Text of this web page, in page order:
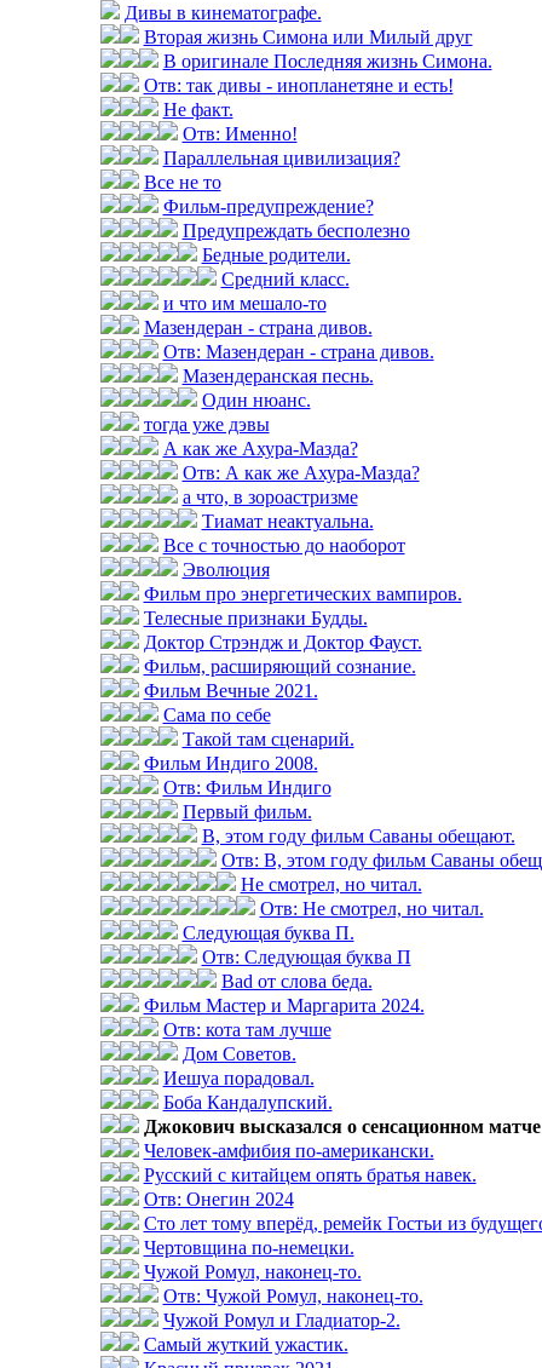
Дивы в кинематографе.
Вторая жизнь Симона или Милый друг
В оригинале Последняя жизнь Симона.
Отв: так дивы - инопланетяне и есть!
Не факт.
Отв: Именно!
Параллельная цивилизация?
Все не то
Фильм-предупреждение?
Предупреждать бесполезно
Бедные родители.
Средний класс.
и что им мешало-то
Мазендеран - страна дивов.
Отв: Мазендеран - страна дивов.
Мазендеранская песнь.
Один нюанс.
тогда уже дэвы
А как же Ахура-Мазда?
Отв: А как же Ахура-Мазда?
а что, в зороастризме
Тиамат неактуальна.
Все с точностью до наоборот
Эволюция
Фильм про энергетических вампиров.
Телесные признаки Будды.
Доктор Стрэндж и Доктор Фауст.
Фильм, расширяющий сознание.
Фильм Вечные 2021.
Сама по себе
Такой там сценарий.
Фильм Индиго 2008.
Отв: Фильм Индиго
Первый фильм.
В, этом году фильм Саваны обещают.
Отв: В, этом году фильм Саваны
Не смотрел, но читал.
Отв: Не смотрел, но читал.
Следующая буква П.
Отв: Следующая буква П
Bad от слова беда.
Фильм Мастер и Маргарита 2024.
Отв: кота там лучше
Дом Советов.
Иешуа порадовал.
Боба Кандалупский.
Джокович высказался о сенсационном
Человек-амфибия по-американски.
Русский с китайцем опять братья навек.
Отв: Онегин 2024
Сто лет тому вперёд, ремейк Гостьи из
Чертовщина по-немецки.
Чужой Ромул, наконец-то.
Отв: Чужой Ромул, наконец-то.
Чужой Ромул и Гладиатор-2.
Самый жуткий ужастик.